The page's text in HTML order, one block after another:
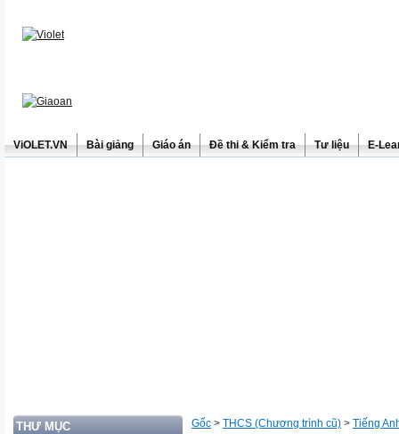
ViOLET.VN Bài giảng Giáo án Đề thi & Kiểm tra Tư liệu E-
THƯ MỤC Gốc > THCS (Chương trình cũ) > Tiếng